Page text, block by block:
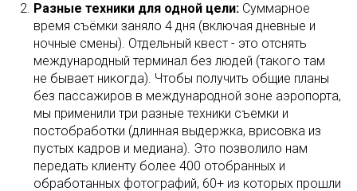
Разные техники для одной цели: Суммарное
время съёмки заняло 4 дня (включая дневные и
ночные смены). Отдельный квест - это отснять
международный терминал без людей (такого там
не бывает никогда). Чтобы получить общие планы
без пассажиров в международной зоне аэропорта,
мы применили три разные техники съемки и
постобработки (длинная выдержка, врисовка из
пустых кадров и медиана). Это позволило нам
передать клиенту более 400 отобранных и
обработанных фотографий, 60+ из которых прошли